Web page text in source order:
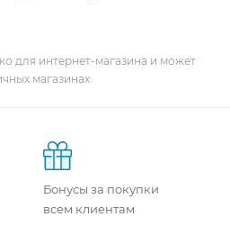
для интернет-магазина и может
магазинах
Бонусы за покупки
всем клиентам